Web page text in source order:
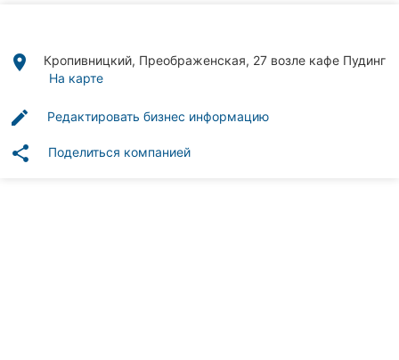
place
Кропивницкий, Преображенская, 27 возле кафе Пудинг
На карте
edit Редактировать бизнес информацию
share Поделиться компанией